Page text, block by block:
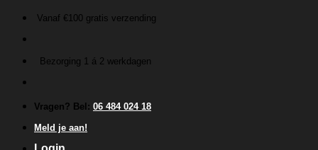
inhoud
Vanaf €100 gratis verzending
Bezorging 1 á 2 werkdagen
Vragen? Bel: 06 484 024 18
Meld je aan!